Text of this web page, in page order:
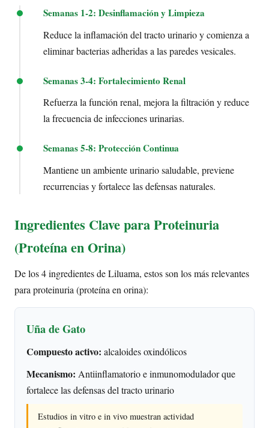
Semanas 1-2: Desinflamación y Limpieza
Reduce la inflamación del tracto urinario y comienza a
eliminar bacterias adheridas a las paredes vesicales.
Semanas 3-4: Fortalecimiento Renal
Refuerza la función renal, mejora la filtración y reduce
la frecuencia de infecciones urinarias.
Semanas 5-8: Protección Continua
Mantiene un ambiente urinario saludable, previene
recurrencias y fortalece las defensas naturales.
Ingredientes Clave para Proteinuria
(Proteína en Orina)
De los 4 ingredientes de Liluama, estos son los más relevantes
para proteinuria (proteína en orina):
Uña de Gato
Compuesto activo: alcaloides oxindólicos
Mecanismo: Antiinflamatorio e inmunomodulador que
fortalece las defensas del tracto urinario
Estudios in vitro e in vivo muestran actividad